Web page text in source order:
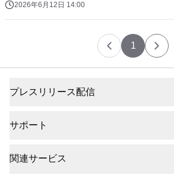
2026年6月12日 14:00
1
プレスリリース配信
サポート
関連サービス